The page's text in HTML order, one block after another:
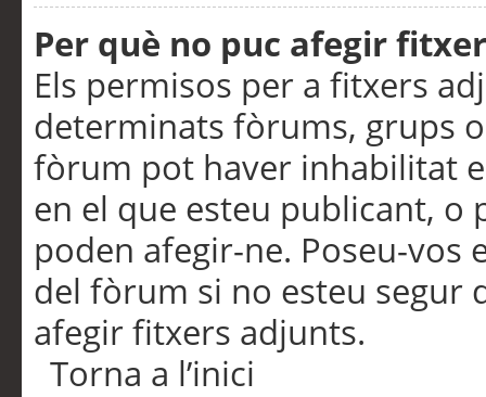
Per què no puc afegir
Els permisos per a fitxers
determinats fòrums, grups
fòrum pot haver inhabilitat
en el que esteu publicant,
poden afegir-ne. Poseu-vos
del fòrum si no esteu segur
afegir fitxers adjunts.
Torna a l’inici